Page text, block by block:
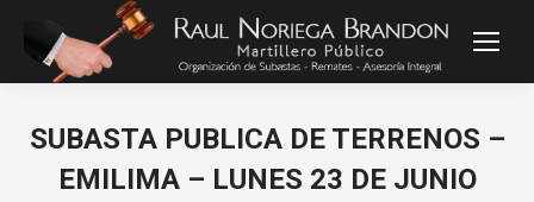
SUBASTA PUBLICA DE TERRENOS –
EMILIMA – LUNES 23 DE JUNIO